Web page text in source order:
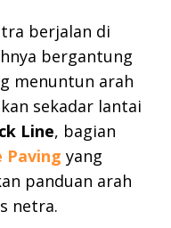
berjalan di
bergantung
menuntun arah
sekadar lantai
Line, bagian
Paving yang
panduan arah
netra.